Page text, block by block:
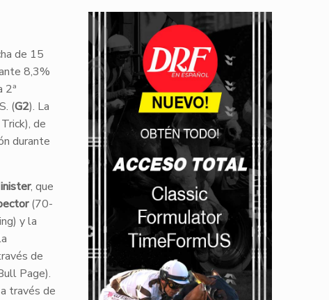
de 15
8,3%
2ª
(G2). La
de
durante
, que
(70-
y la
de
Page).
través de